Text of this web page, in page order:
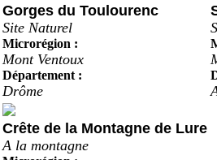
Gorges du Toulourenc
Site Naturel
Microrégion :
Mont Ventoux
Département :
Drôme
Crête de la Montagne de Lure
A la montagne